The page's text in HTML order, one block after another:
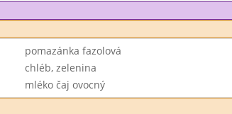
pomazánka fazolová
chléb, zelenina
mléko čaj ovocný